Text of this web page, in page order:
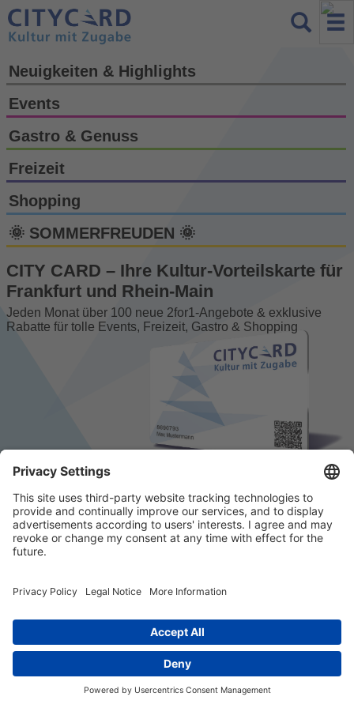
Neuigkeiten & Highlights
Events
Gastro & Genuss
Freizeit
Shopping
🌞 SOMMERFREUDEN 🌞
CITY CARD – Ihre Kultur-Vorteils­karte für
Frankfurt und Rhein-Main
Jeden Monat über 100 neue 2for1-Angebote & exklusive
Rabatte für tolle Events, Freizeit, Gastro & Shopping